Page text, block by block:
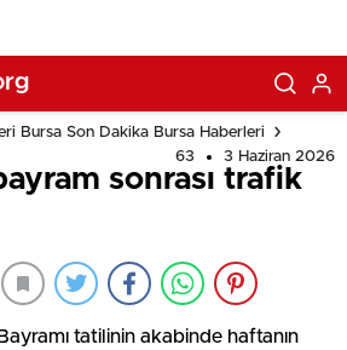
Bursa Son Dakika Bursa Haberleri
63
3 Haziran 2026
sonrası trafik
tatilinin akabinde haftanın